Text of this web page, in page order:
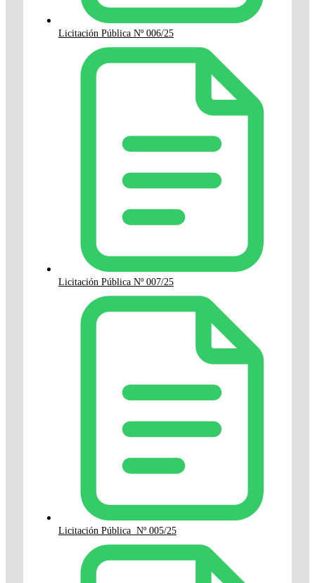
Licitación Pública Nº 006/25
Licitación Pública Nº 007/25
Licitación Pública Nº 005/25